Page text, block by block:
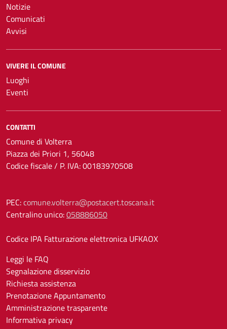
Notizie
Comunicati
Avvisi
VIVERE IL COMUNE
Luoghi
Eventi
CONTATTI
Comune di Volterra
Piazza dei Priori 1, 56048
Codice fiscale / P. IVA: 00183970508
PEC:comune.volterra@postacert.toscana.it
Centralino unico:058886050
Codice IPA Fatturazione elettronica UFKAOX
Leggi le FAQ
Segnalazione disservizio
Richiesta assistenza
Prenotazione Appuntamento
Amministrazione trasparente
Informativa privacy